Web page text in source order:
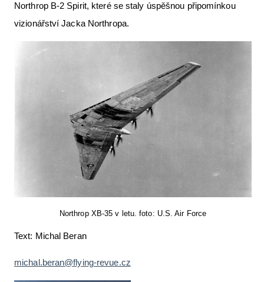
Northrop B-2 Spirit, které se staly úspěšnou připomínkou
vizionářství Jacka Northropa.
Northrop XB-35 v letu. foto: U.S. Air Force
Text: Michal Beran
michal.beran@flying-revue.cz